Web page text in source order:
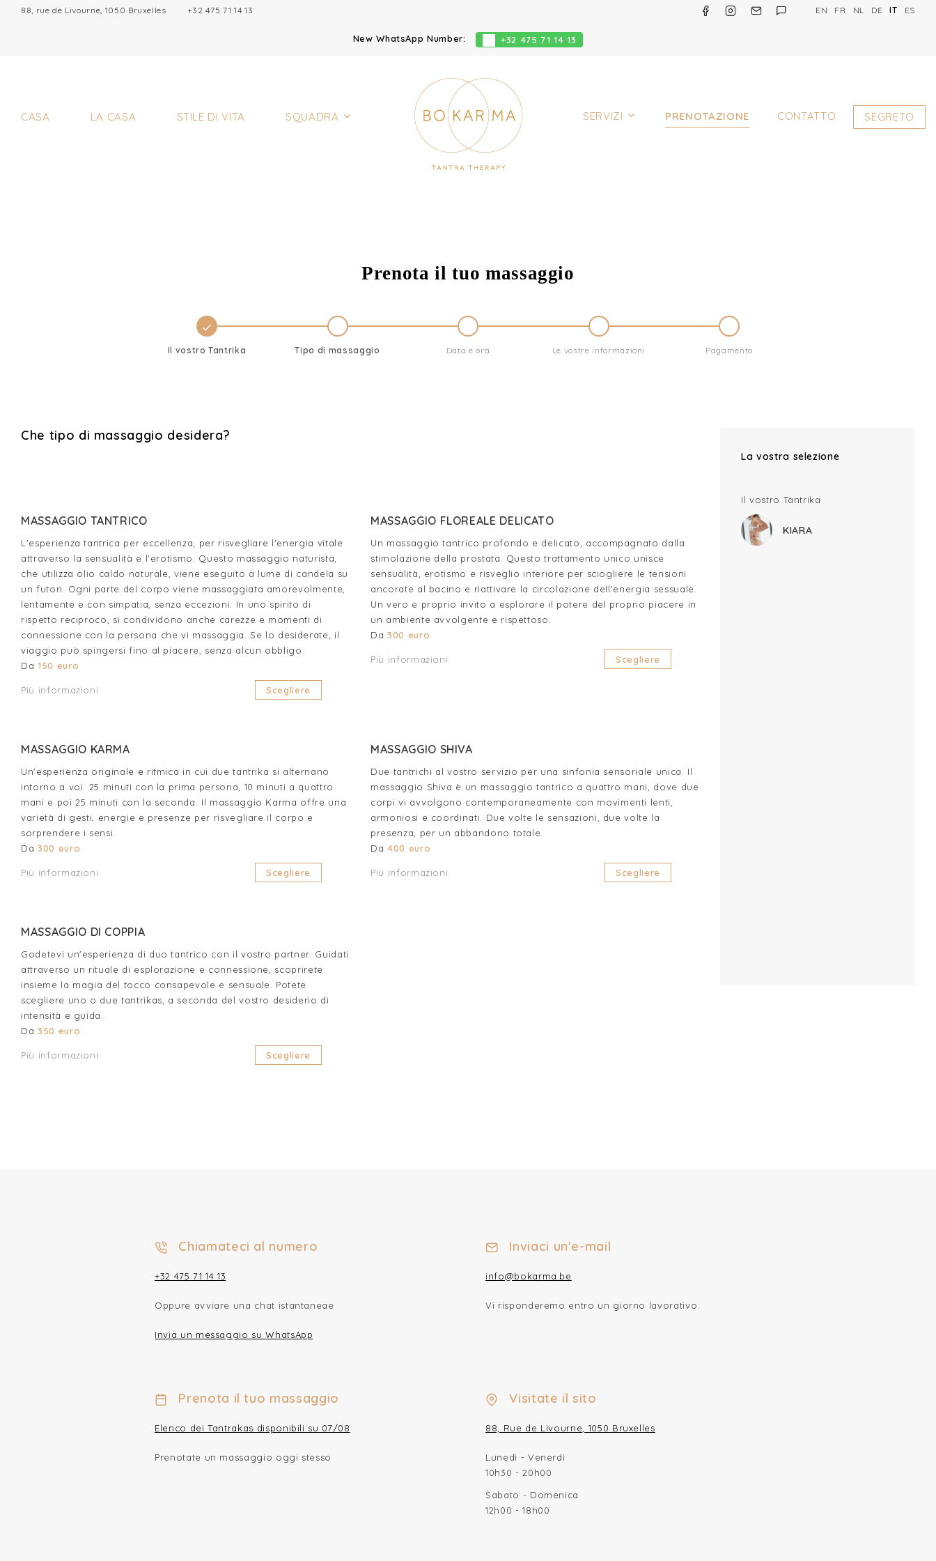
88, rue de Livourne, 1050 Bruxelles +32 475 71 14 13 EN FR NL DE IT ES
New WhatsApp Number: +32 475 71 14 13
CASA LA CASA STILE DI VITA SQUADRA SERVIZI PRENOTAZIONE CONTATTO SEGRETO
Prenota il tuo massaggio
Il vostro Tantrika Tipo di massaggio Data e ora Le vostre informazioni Pagamento
Che tipo di massaggio desidera?
MASSAGGIO TANTRICO
L'esperienza tantrica per eccellenza, per risvegliare l'energia vitale
attraverso la sensualità e l'erotismo. Questo massaggio naturista,
che utilizza olio caldo naturale, viene eseguito a lume di candela su
un futon. Ogni parte del corpo viene massaggiata amorevolmente,
lentamente e con simpatia, senza eccezioni. In uno spirito di
rispetto reciproco, si condividono anche carezze e momenti di
connessione con la persona che vi massaggia. Se lo desiderate, il
viaggio può spingersi fino al piacere, senza alcun obbligo.
Da 150 euro
Più informazioni Scegliere
MASSAGGIO FLOREALE DELICATO
Un massaggio tantrico profondo e delicato, accompagnato dalla
stimolazione della prostata. Questo trattamento unico unisce
sensualità, erotismo e risveglio interiore per sciogliere le tensioni
ancorate al bacino e riattivare la circolazione dell'energia sessuale.
Un vero e proprio invito a esplorare il potere del proprio piacere in
un ambiente avvolgente e rispettoso.
Da 300 euro
Più informazioni Scegliere
MASSAGGIO KARMA
Un'esperienza originale e ritmica in cui due tantrika si alternano
intorno a voi. 25 minuti con la prima persona, 10 minuti a quattro
mani e poi 25 minuti con la seconda. Il massaggio Karma offre una
varietà di gesti, energie e presenze per risvegliare il corpo e
sorprendere i sensi.
Da 300 euro
Più informazioni Scegliere
MASSAGGIO SHIVA
Due tantrichi al vostro servizio per una sinfonia sensoriale unica. Il
massaggio Shiva è un massaggio tantrico a quattro mani, dove due
corpi vi avvolgono contemporaneamente con movimenti lenti,
armoniosi e coordinati. Due volte le sensazioni, due volte la
presenza, per un abbandono totale.
Da 400 euro
Più informazioni Scegliere
MASSAGGIO DI COPPIA
Godetevi un'esperienza di duo tantrico con il vostro partner. Guidati
attraverso un rituale di esplorazione e connessione, scoprirete
insieme la magia del tocco consapevole e sensuale. Potete
scegliere uno o due tantrikas, a seconda del vostro desiderio di
intensità e guida.
Da 350 euro
Più informazioni Scegliere
La vostra selezione
Il vostro Tantrika
KIARA
Chiamateci al numero
+32 475 71 14 13
Oppure avviare una chat istantaneae
Invia un messaggio su WhatsApp
Inviaci un'e-mail
info@bokarma.be
Vi risponderemo entro un giorno lavorativo.
Prenota il tuo massaggio
Elenco dei Tantrakas disponibili su 07/08
Prenotate un massaggio oggi stesso
Visitate il sito
88, Rue de Livourne, 1050 Bruxelles
Lunedì - Venerdì
10h30 - 20h00
Sabato - Domenica
12h00 - 18h00